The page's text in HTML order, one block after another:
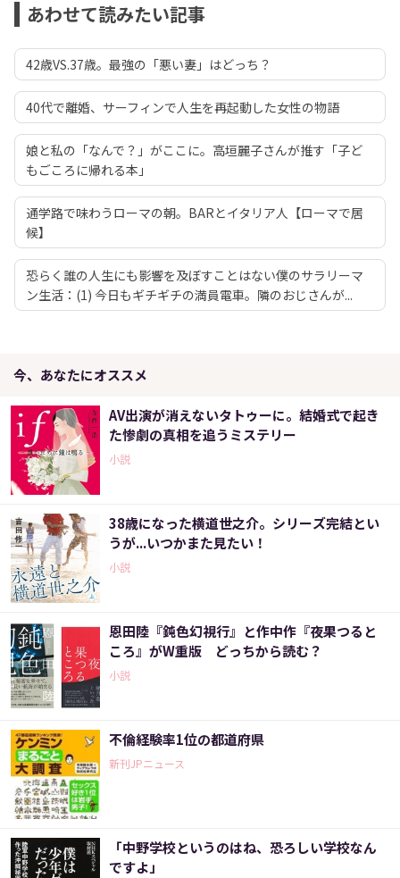
あわせて読みたい記事
42歳VS.37歳。最強の「悪い妻」はどっち？
40代で離婚、サーフィンで人生を再起動した女性の物語
娘と私の「なんで？」がここに。高垣麗子さんが推す「子ど
もごころに帰れる本」
通学路で味わうローマの朝。BARとイタリア人【ローマで居
候】
恐らく誰の人生にも影響を及ぼすことはない僕のサラリーマ
ン生活：(1) 今日もギチギチの満員電車。隣のおじさんが...
今、あなたにオススメ
AV出演が消えないタトゥーに。結婚式で起き
た惨劇の真相を追うミステリー
小説
38歳になった横道世之介。シリーズ完結とい
うが...いつかまた見たい！
小説
恩田陸『鈍色幻視行』と作中作『夜果つると
ころ』がW重版 どっちから読む？
小説
不倫経験率1位の都道府県
新刊JPニュース
「中野学校というのはね、恐ろしい学校なん
ですよ」